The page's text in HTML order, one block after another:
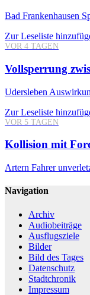
Bad Frankenhausen
Zur Leseliste
VOR 4 TAGEN
Vollsperrung
Udersleben
Zur Leseliste
VOR 5 TAGEN
Kollision mit
Artern Fahrer
Navigation
Archiv
Audiobeiträge
Ausflugsziele
Bilder
Bild des Tages
Datenschutz
Stadtchronik
Impressum